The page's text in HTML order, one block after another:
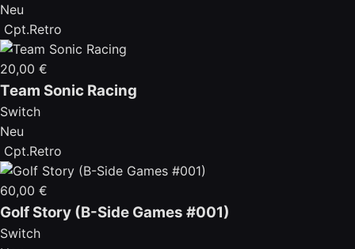
Neu
Cpt.Retro
20,00 €
Team Sonic Racing
Switch
Neu
Cpt.Retro
60,00 €
Golf Story (B-Side Games #001)
Switch